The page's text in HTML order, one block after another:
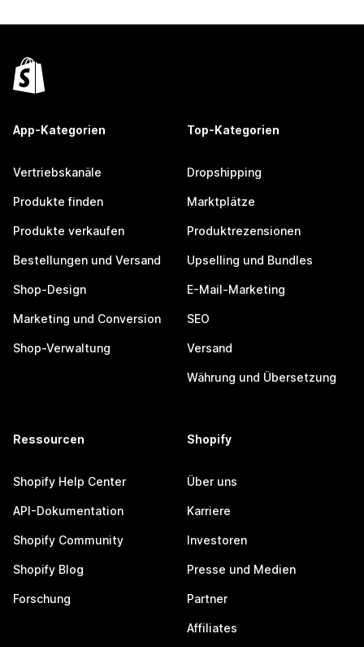
App-Kategorien
Vertriebskanäle
Produkte finden
Produkte verkaufen
Bestellungen und Versand
Shop-Design
Marketing und Conversion
Shop-Verwaltung
Top-Kategorien
Dropshipping
Marktplätze
Produktrezensionen
Upselling und Bundles
E-Mail-Marketing
SEO
Versand
Währung und Übersetzung
Ressourcen
Shopify Help Center
API-Dokumentation
Shopify Community
Shopify Blog
Forschung
Shopify
Über uns
Karriere
Investoren
Presse und Medien
Partner
Affiliates